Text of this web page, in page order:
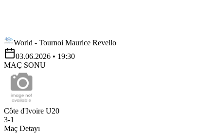
World - Tournoi Maurice Revello
03.06.2026 • 19:30
MAÇ SONU
Côte d'Ivoire U20
3-1
Maç Detayı